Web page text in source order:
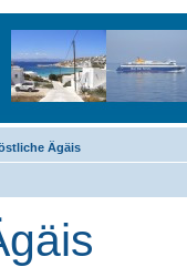
Ägäis